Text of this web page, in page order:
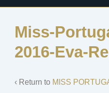
Miss-
2016-Eva-
‹ Return to MISS